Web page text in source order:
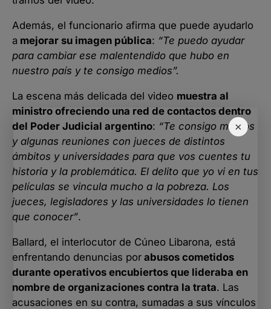
×
Además, el funcionario afirma que puede ayudarlo
a mejorar su imagen pública: “Te puedo ayudar
para cambiar ese malentendido que hubo en
nuestro país y te consigo medios”.
La escena más delicada del video muestra al
ministro ofreciendo una red de contactos dentro
del Poder Judicial argentino: “Te consigo medios
y algunas reuniones con jueces de distintos
ámbitos y universidades para que vos cuentes tu
historia y la problemática. El delito que yo vi en tus
películas se vincula mucho a la pobreza. Los
jueces, legisladores y las universidades lo tienen
que conocer”.
Ballard, el interlocutor de Cúneo Libarona, está
enfrentando denuncias por abusos cometidos
durante operativos encubiertos que lideraba en
nombre de organizaciones contra la trata. Las
acusaciones en su contra, sumadas a sus vínculos